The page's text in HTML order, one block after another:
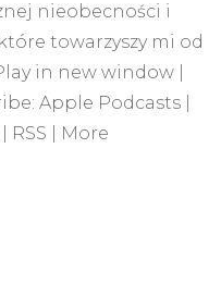
nieobecności i
towarzyszy mi od
in new window |
Apple Podcasts |
RSS | More